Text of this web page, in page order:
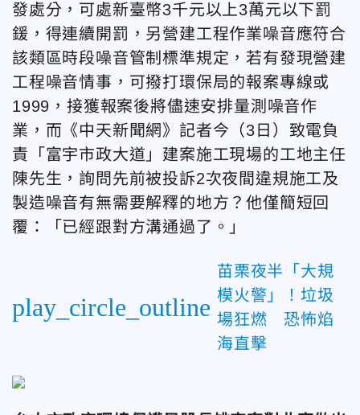
發處分，可處新臺幣3千元以上3萬元以下罰
鍰，得連續開罰，另營建工程作業噪音應符合
該類區時段噪音管制標準規定，若有發現營建
工程噪音情事，可撥打環保局的報案專線或
1999，接獲報案後將儘速安排量測噪音作
業，而《中天新聞網》記者今（3日）致電負
責「富宇市政大道」建案施工現場的工地主任
陳先生，詢問先前被投訴2次夜間違規施工及
製造噪音有無需要解釋的地方？他僅簡短回
覆：「已經跟對方溝通過了。」
play_circle_outline
苗栗夜半「大規
模火警」！垃圾
場狂燃 恐怖焰
海直擊